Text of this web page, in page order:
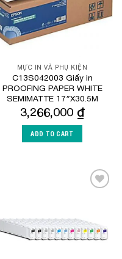
MỰC IN VÀ PHỤ KIỆN
C13S042003 Giấy in
PROOFING PAPER WHITE
SEMIMATTE 17″X30.5M
3,266,000 ₫
ADD TO CART